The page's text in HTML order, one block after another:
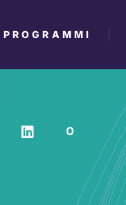
PROGRAMMI
0